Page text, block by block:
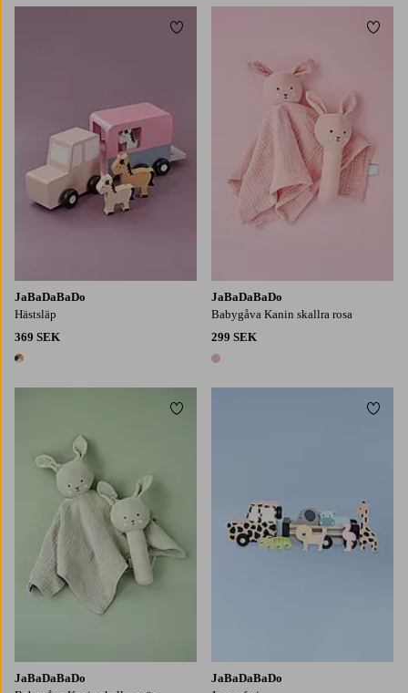
JaBaDaBaDo
Hästsläp
369 SEK
1 färg
Lägg till i favoriter
JaBaDaBaDo
Babygåva Kanin skallra rosa
299 SEK
1 färg
JaBaDaBaDo
Lägg till i favoriter
JaBaDaBaDo